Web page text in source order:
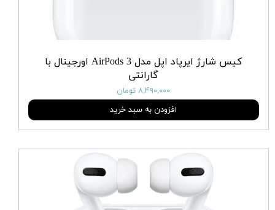
کیس شارژ ایرپاد اپل مدل AirPods 3 اورجینال با
گارانتی
۸,۴۹۰,۰۰۰ تومان
افزودن به سبد خرید